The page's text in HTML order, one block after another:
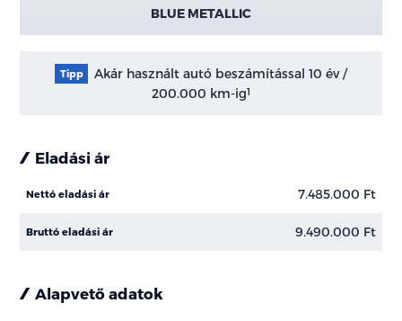
BLUE METALLIC
Tipp
Akár használt autó beszámítással 10 év /
200.000 km-ig1
Eladási ár
Nettó eladási ár 7.485.000 Ft
Bruttó eladási ár 9.490.000 Ft
Alapvető adatok